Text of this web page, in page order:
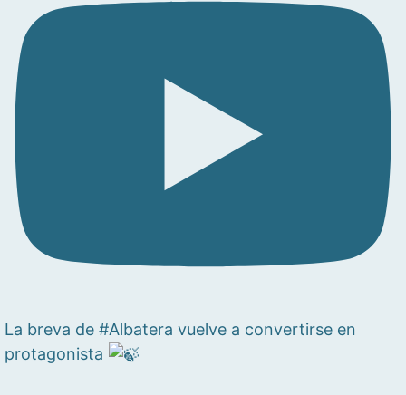
La breva de #Albatera vuelve a convertirse en
protagonista